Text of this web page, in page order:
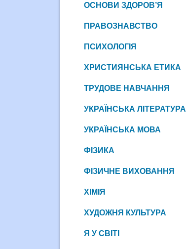
ОСНОВИ ЗДОРОВ’Я
ПРАВОЗНАВСТВО
ПСИХОЛОГІЯ
ХРИСТИЯНСЬКА ЕТИКА
ТРУДОВЕ НАВЧАННЯ
УКРАЇНСЬКА ЛІТЕРАТУРА
УКРАЇНСЬКА МОВА
ФІЗИКА
ФІЗИЧНЕ ВИХОВАННЯ
ХІМІЯ
ХУДОЖНЯ КУЛЬТУРА
Я У СВІТІ